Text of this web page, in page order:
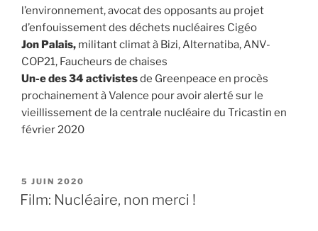
l’environnement, avocat des opposants au projet
d’enfouissement des déchets nucléaires Cigéo
Jon Palais, militant climat à Bizi, Alternatiba, ANV-
COP21, Faucheurs de chaises
Un-e des 34 activistesde Greenpeace en procès
prochainement à Valence pour avoir alerté sur le
vieillissement de la centrale nucléaire du Tricastin en
février 2020
PUBLIÉ
LE
5 JUIN 2020
Film: Nucléaire, non merci !